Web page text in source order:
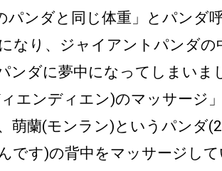
パンダと同じ体重」とパンダ
なり、ジャイアントパンダの
ンダに夢中になってしまいま
ィエンディエン)のマッサージ
萌蘭(モンラン)というパンダ
です)の背中をマッサージし